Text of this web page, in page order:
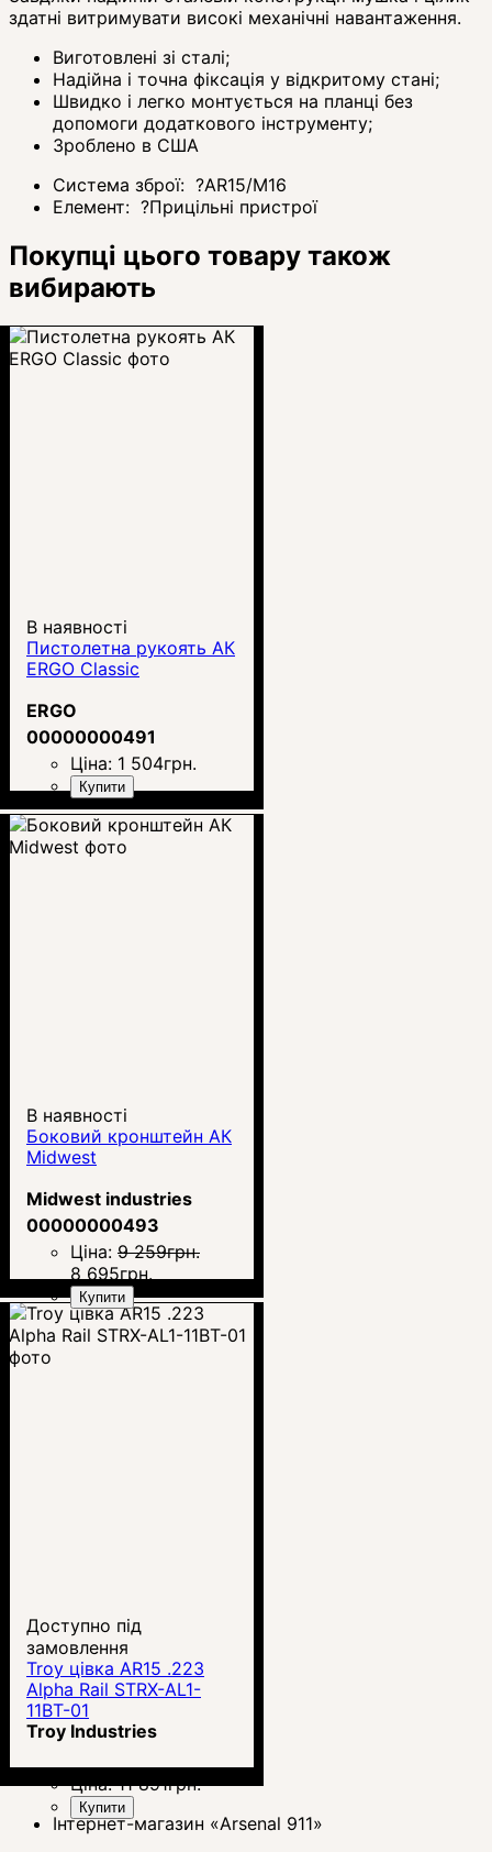
здатні витримувати високі механічні навантаження.
Виготовлені зі сталі;
Надійна і точна фіксація у відкритому стані;
Швидко і легко монтується на планці без
допомоги додаткового інструменту;
Зроблено в США
Система зброї: ?AR15/M16
Елемент: ?Прицільні пристрої
Покупці цього товару також
вибирають
В наявності
Пистолетна рукоять АК
ERGO Classic
ERGO
00000000491
Ціна: 1 504грн.
Купити
В наявності
Боковий кронштейн АК
Midwest
Midwest industries
00000000493
Ціна: 9 259грн.
8 695грн.
Купити
Доступно під
замовлення
Troy цівка AR15 .223
Alpha Rail STRX-AL1-
11BT-01
Troy Industries
Ціна:11 891грн.
Купити
Інтернет-магазин «Arsenal 911»